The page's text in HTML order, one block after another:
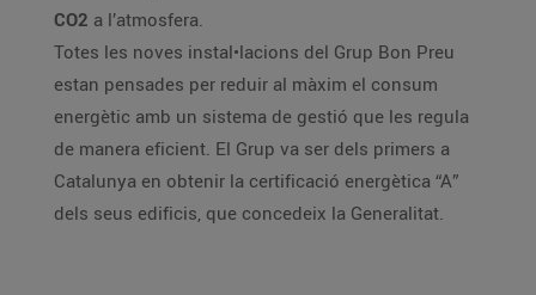
CO2 a l’atmosfera.
Totes les noves instal•lacions del Grup Bon Preu
estan pensades per reduir al màxim el consum
energètic amb un sistema de gestió que les regula
de manera eficient. El Grup va ser dels primers a
Catalunya en obtenir la certificació energètica “A”
dels seus edificis, que concedeix la Generalitat.